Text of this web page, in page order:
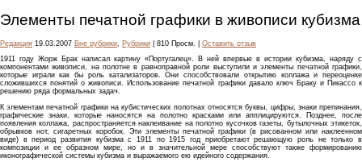
Элементы печатной графики в живописи кубизма
Редакция 19.03.2007 Вне рубрики Рубрики | 810 Просм. | Оставить отзыв
1911 году Жорж Брак написал картину «Португалец». В ней впервые в истории кубизма, наряду с
компонентами живописи, на полотне в равноправной роли выступили и элементы печатной графики,
которые играли как бы роль катализаторов. Они способствовали открытию коллажа и переоценке
сложившихся понятий о живописи. Использование печатной графики давало ключ Браку и Пикассо к
решению ряда формальных задач.
К элементам печатной графики на кубистических полотнах относятся буквы, цифры, знаки препинания,
графические знаки, которые наносятся на полотно красками или апплицируются. Позднее, после
появления коллажа, распространяется наклеивание на полотно кусочков газеты, бутылочных этикеток,
обрывков нот, сигаретных коробок. Эти элементы печатной графики (в рисованном или наклеенном
виде) в период развития кубизма с 1911 по 1915 год приобретают решающую роль не только в
композиции и ее образном мире, но и в значительной мере способствуют также формированию
иконографической системы кубизма и выражаемого ею идейного содержания.